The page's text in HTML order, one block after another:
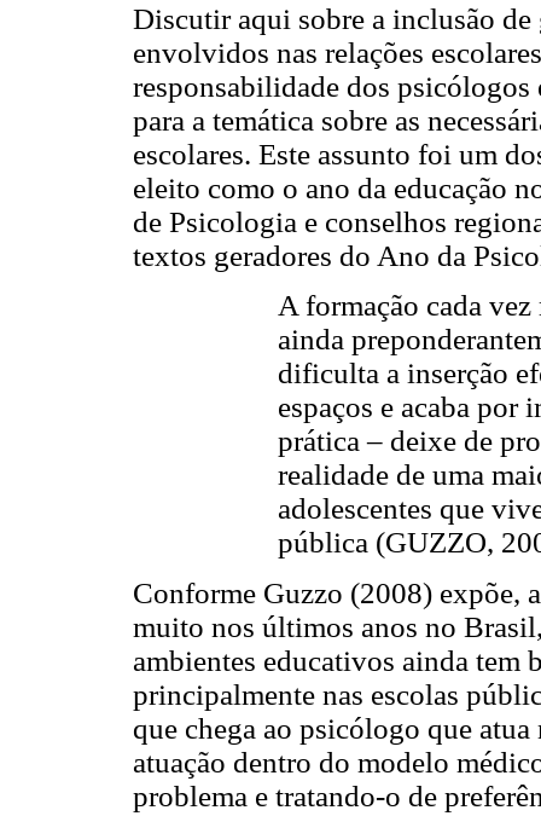
Discutir aqui sobre a inclusão
envolvidos nas relações
responsabilidade dos
para a temática sobre as
escolares. Este assunto foi um
eleito como o ano da educação
de Psicologia e conselhos
textos geradores do Ano da
A formação cada
ainda
dificulta a inserção
espaços e acaba por
prática – deixe de
realidade de uma
adolescentes que
pública (GUZZO,
Conforme Guzzo (2008) expõe,
muito nos últimos anos no
ambientes educativos ainda tem
principalmente nas escolas
que chega ao psicólogo que atua
atuação dentro do modelo
problema e tratando-o de